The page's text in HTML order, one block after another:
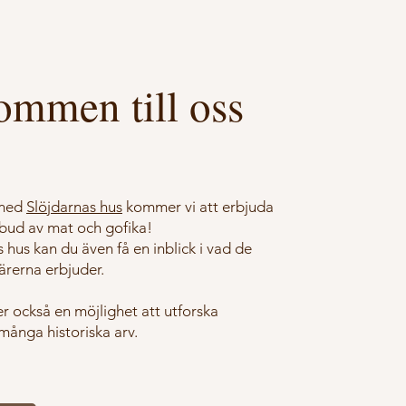
till oss
Slöjdarnas hus kommer vi att erbjuda
av mat och gofika!
hus kan du även få en inblick i vad de
erbjuder.
också en möjlighet att utforska
historiska arv.